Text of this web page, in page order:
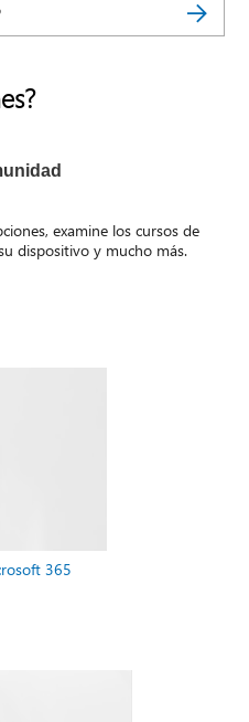
examine los cursos de
dispositivo y mucho más.
365